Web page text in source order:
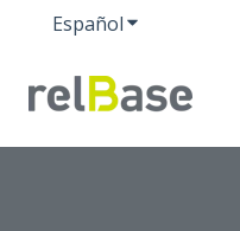
Español